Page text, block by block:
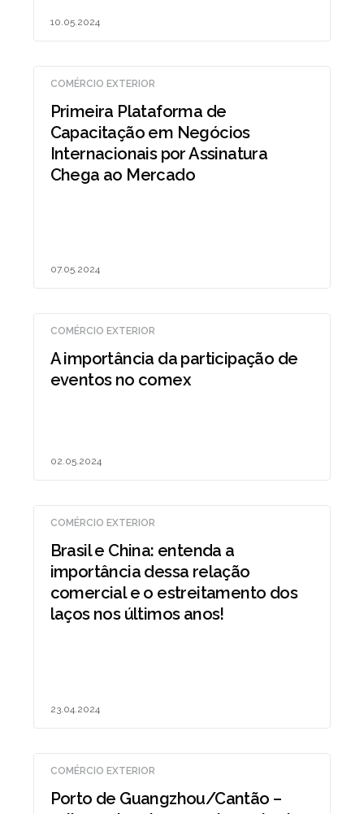
10.05.2024
COMÉRCIO EXTERIOR
Primeira Plataforma de
Capacitação em Negócios
Internacionais por Assinatura
Chega ao Mercado
07.05.2024
COMÉRCIO EXTERIOR
A importância da participação de
eventos no comex
02.05.2024
COMÉRCIO EXTERIOR
Brasil e China: entenda a
importância dessa relação
comercial e o estreitamento dos
laços nos últimos anos!
23.04.2024
COMÉRCIO EXTERIOR
Porto de Guangzhou/Cantão –